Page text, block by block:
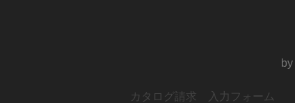
by
カタログ請求 入力フォーム